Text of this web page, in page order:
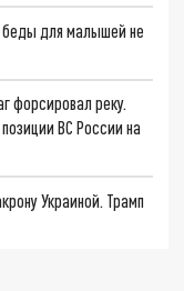
беды для малышей не
форсировал реку.
ВС России на
Украиной. Трамп